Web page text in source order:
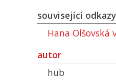
související odkazy
Hana Olšovská
autor
hub